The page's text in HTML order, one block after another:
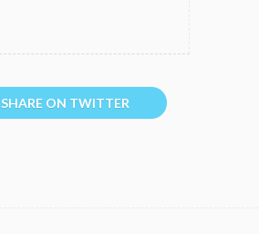
SHARE ON TWITTER